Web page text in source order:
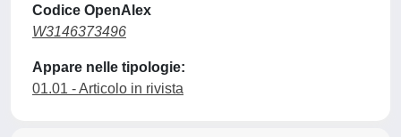
Codice OpenAlex
W3146373496
Appare nelle tipologie:
01.01 - Articolo in rivista